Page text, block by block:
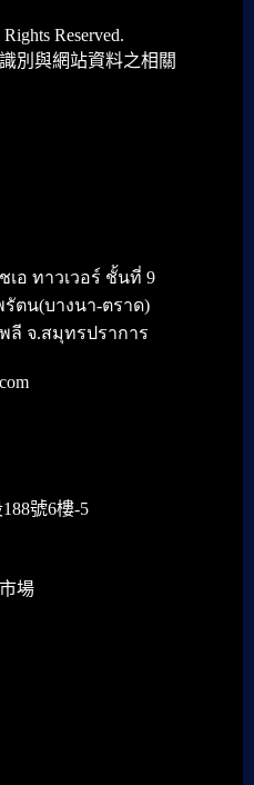
Reserved.
別與網站資料之相關
เอ ทาวเวอร์ ชั้นที่ 9
รัตน(บางนา-ตราด)
ลี จ.สมุทรปราการ
號6樓-5
場